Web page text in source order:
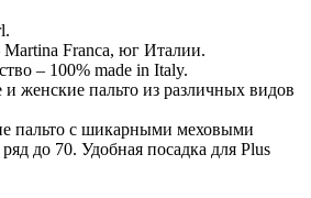
Franca, юг Италии.
– 100% made in Italy.
женские пальто из различных видов
пальто с шикарными меховыми
до 70. Удобная посадка для Plus